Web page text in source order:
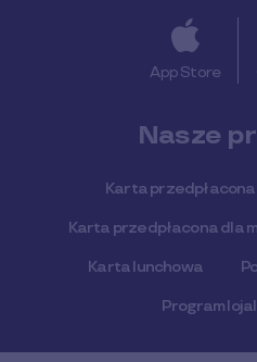
App Store
Nasze
Karta
Karta przedpłacona dla
Karta lunchowa
Program